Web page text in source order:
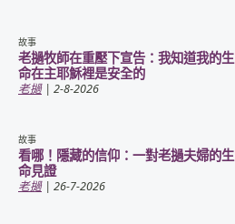
故事
老撾牧師在重壓下宣告：我知道我的生
命在主耶穌裡是安全的
老撾| 2-8-2026
故事
看哪！隱藏的信仰：一對老撾夫婦的生
命見證
老撾| 26-7-2026